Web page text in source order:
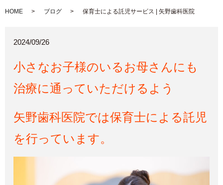
HOME ブログ 保育士による託児サービス | 矢野歯科医院
2024/09/26
小さなお子様のいるお母さんにも
治療に通っていただけるよう
矢野歯科医院では保育士による託児
を行っています。